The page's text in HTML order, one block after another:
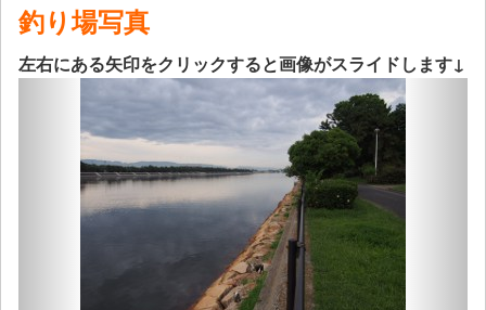
釣り場写真
左右にある矢印をクリックすると画像がスライドします↓
Previous